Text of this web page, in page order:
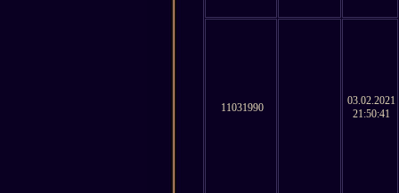
11031990
03.02.2021
21:50:41